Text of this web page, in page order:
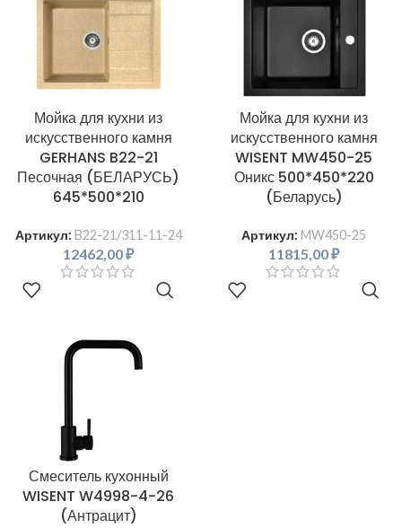
Мойка для кухни из
искусственного камня
GERHANS B22-21
Песочная (БЕЛАРУСЬ)
645*500*210
Артикул: B22-21/311-11-24
12462,00₽
Мойка для кухни из
искусственного камня
WISENT MW450-25
Оникс 500*450*220
(Беларусь)
Артикул: MW450-25
11815,00₽
Смеситель кухонный
WISENT W4998-4-26
(Антрацит)